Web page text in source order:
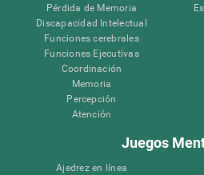
Pérdida de Memoria
Discapacidad Intelectual
Funciones cerebrales
Funciones Ejecutivas
Coordinación
Memoria
Percepción
Atención
Juegos
Ajedrez en línea